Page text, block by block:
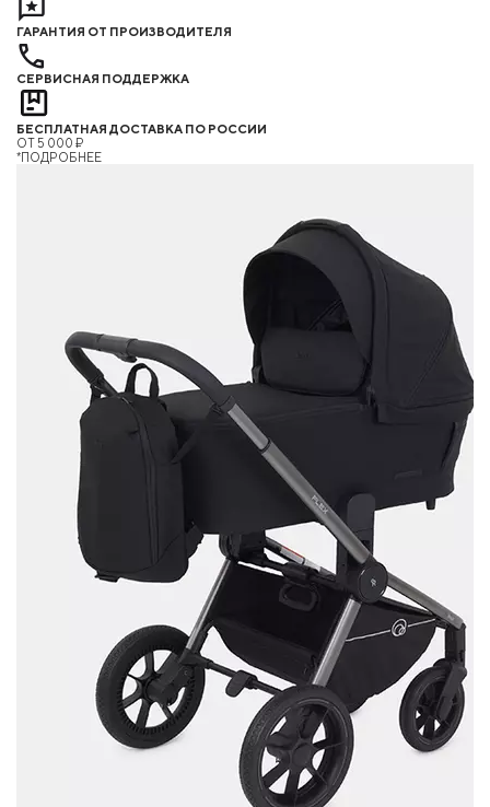
ГАРАНТИЯ ОТ ПРОИЗВОДИТЕЛЯ
СЕРВИСНАЯ ПОДДЕРЖКА
БЕСПЛАТНАЯ ДОСТАВКА ПО РОССИИ
ОТ 5 000 ₽
*ПОДРОБНЕЕ